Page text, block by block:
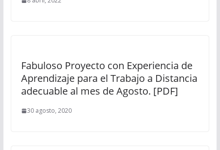
Fabuloso Proyecto con Experiencia de
Aprendizaje para el Trabajo a Distancia
adecuable al mes de Agosto. [PDF]
30 agosto, 2020